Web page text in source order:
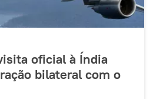
oficial à Índia
bilateral com o